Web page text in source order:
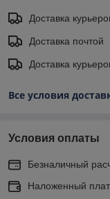
Доставка
Доставка почтой
Доставка
Все условия
Условия оплаты
Безналичный
Наложенный